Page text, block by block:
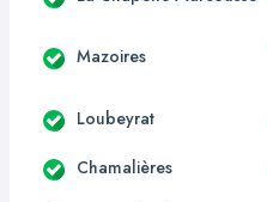
Mazoires
Loubeyrat
Chamalières